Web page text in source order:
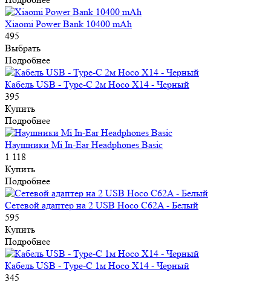
Xiaomi Power Bank 10400 mAh
495
Выбрать
Подробнее
Кабель USB - Type-C 2м Hoco X14 - Черный
395
Купить
Подробнее
Наушники Mi In-Ear Headphones Basic
1 118
Купить
Подробнее
Сетевой адаптер на 2 USB Hoco C62A - Белый
595
Купить
Подробнее
Кабель USB - Type-C 1м Hoco X14 - Черный
345